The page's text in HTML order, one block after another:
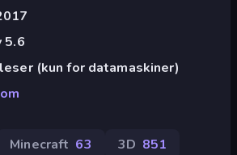
5.6
(kun for datamaskiner)
Minecraft 63 3D 851